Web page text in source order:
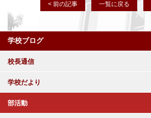
< 前の記事 一覧に戻る
学校ブログ
校長通信
学校だより
部活動